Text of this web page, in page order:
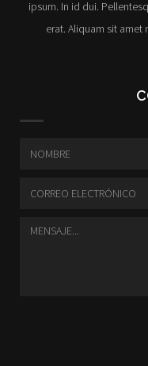
ipsum. In id dui.
erat. Aliquam sit amet